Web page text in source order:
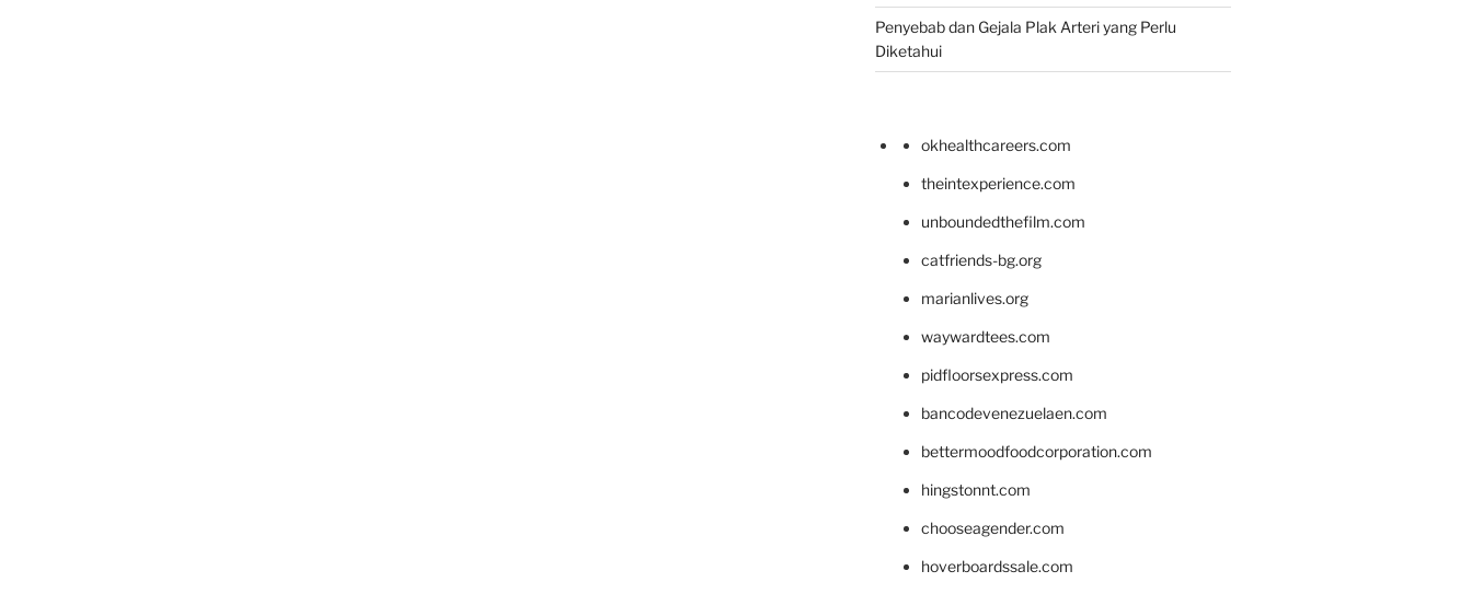
Penyebab dan Gejala Plak Arteri yang Perlu
Diketahui
okhealthcareers.com
theintexperience.com
unboundedthefilm.com
catfriends-bg.org
marianlives.org
waywardtees.com
pidfloorsexpress.com
bancodevenezuelaen.com
bettermoodfoodcorporation.com
hingstonnt.com
chooseagender.com
hoverboardssale.com